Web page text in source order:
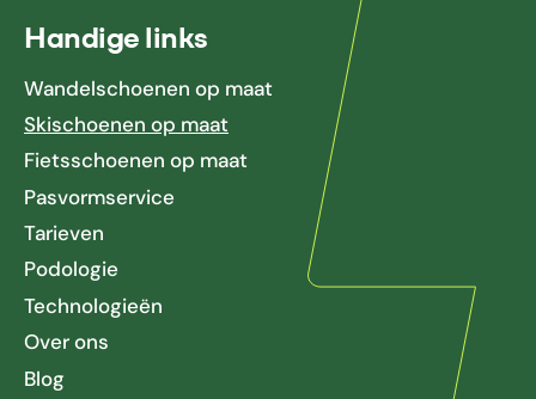
Handige links
Wandelschoenen op maat
Skischoenen op maat
Fietsschoenen op maat
Pasvormservice
Tarieven
Podologie
Technologieën
Over ons
Blog